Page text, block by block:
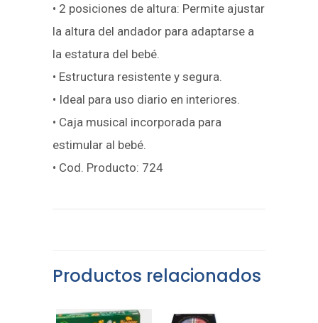
• 2 posiciones de altura: Permite ajustar
la altura del andador para adaptarse a
la estatura del bebé.
• Estructura resistente y segura.
• Ideal para uso diario en interiores.
• Caja musical incorporada para
estimular al bebé.
• Cod. Producto: 724
Productos relacionados